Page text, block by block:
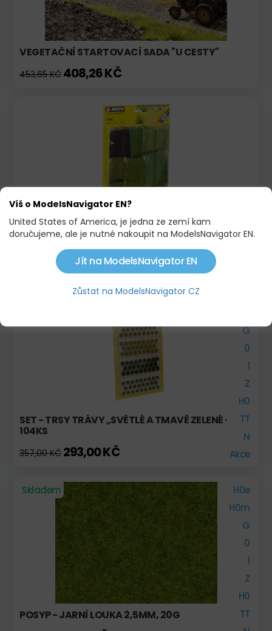
VEGETAČNÍ STARTOVACÍ SADA "U CESTY"
453,65 KČ 408,26 KČ
SORTIMENT TRAVNÍCH VLÁKEN, KRÁTKÁ
701,00 KČ630,87 KČ
G
0
1
Z
H0
TT
N
Akce
SET - TRSY TRÁVY „SVĚTLÉ A TMAVĚ ZELENÉ -
104KS
357,00 KČ 293,00 KČ
Skladem
H0e
H0m
G
0
1
Z
H0
TT
POSYP - JARNÍ LOUKA 2,5MM, 20G
Víš o ModelsNavigator EN?
United States of America, je jedna ze zemí kam
doručujeme, ale je nutné nakoupit na ModelsNavigator EN.
Jít na ModelsNavigator EN
Zůstat na ModelsNavigator CZ